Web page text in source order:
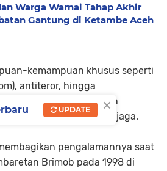
Warga Warnai Tahap Akhir
Gantung di Ketambe Aceh
kemampuan khusus seperti
antiteror, hingga
terus dipelihara dan
personel tetap terjaga.
pengalamannya saat
Brimob pada 1998 di
×
UPDATE